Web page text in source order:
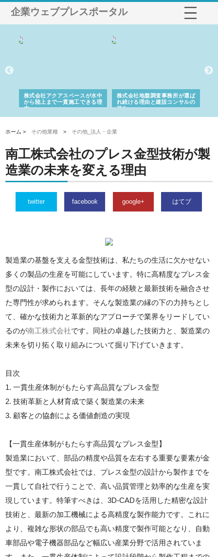
企業ウェブプレスポータル
株式会社アクアスペースが水中
から陸上まで一貫施工できる理
由
株式会社地盤調査事務所が選ば
れ続ける理由と建設コンサルの
強み
ホーム > その他業種 > その他_法人・企業
南工株式会社のプレス金型技術が製
造業の未来を変える理由
twitter facebook google+ はてブ
製造業の基盤を支える金型技術は、私たちの生活に欠かせない
多くの製品の生産を可能にしています。特に高精度なプレス金
型の設計・製作においては、長年の経験と最新技術を融合させ
た専門性が求められます。そんな製造業の縁の下の力持ちとし
て、確かな技術力と革新的なアプローチで業界をリードしてい
るのが南工株式会社です。同社の卓越した技術力と、製造業の
未来を切り拓く取り組みについて掘り下げていきます。
目次
1. 一貫生産体制がもたらす高品質なプレス金型
2. 技術革新と人材育成で築く製造業の未来
3. 顧客との協創による価値創造の実現
【一貫生産体制がもたらす高品質なプレス金型】
製造業において、部品の精度や品質を左右する重要な要素が金
型です。南工株式会社では、プレス金型の設計から製作までを
一貫して自社で行うことで、高い品質管理と効率的な生産を実
現しています。特筆すべきは、3D-CADを活用した精密な設計
技術と、最新の加工機械による高精度な製作能力です。これに
より、複雑な形状の部品でも高い精度で製作可能となり、自動
車部品や電子機器部品など幅広い産業分野で活用されていま